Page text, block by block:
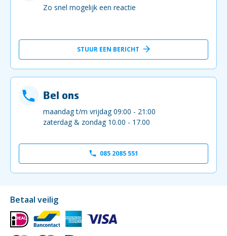
Zo snel mogelijk een reactie
STUUR EEN BERICHT
Bel ons
maandag t/m vrijdag 09:00 - 21:00
zaterdag & zondag 10.00 - 17.00
085 2085 551
Betaal veilig